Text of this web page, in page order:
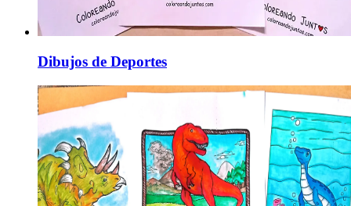
Dibujos de Deportes